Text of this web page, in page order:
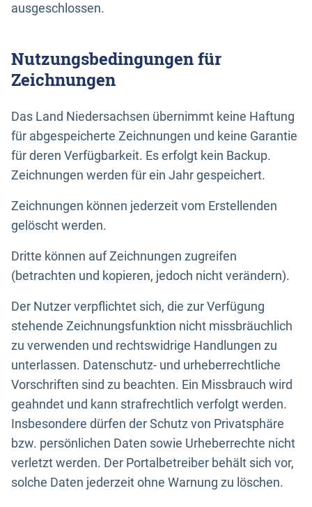
ausgeschlossen.
Nutzungsbedingungen für
Zeichnungen
Das Land Niedersachsen übernimmt keine Haftung
für abgespeicherte Zeichnungen und keine Garantie
für deren Verfügbarkeit. Es erfolgt kein Backup.
Zeichnungen werden für ein Jahr gespeichert.
Zeichnungen können jederzeit vom Erstellenden
gelöscht werden.
Dritte können auf Zeichnungen zugreifen
(betrachten und kopieren, jedoch nicht verändern).
Der Nutzer verpflichtet sich, die zur Verfügung
stehende Zeichnungsfunktion nicht missbräuchlich
zu verwenden und rechtswidrige Handlungen zu
unterlassen. Datenschutz- und urheberrechtliche
Vorschriften sind zu beachten. Ein Missbrauch wird
geahndet und kann strafrechtlich verfolgt werden.
Insbesondere dürfen der Schutz von Privatsphäre
bzw. persönlichen Daten sowie Urheberrechte nicht
verletzt werden. Der Portalbetreiber behält sich vor,
solche Daten jederzeit ohne Warnung zu löschen.